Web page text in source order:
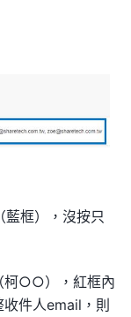
框），沒按只
柯○○），紅框內
件人email，則